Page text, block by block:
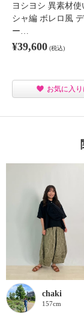
ヨシヨシ 異素材
シャ編 ボレロ風
ー…
¥39,600 (税込)
お気に入
chaki
157cm